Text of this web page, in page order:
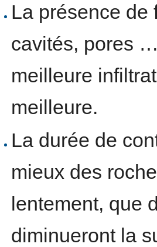
La présence
cavités, pores
meilleure
meilleure.
La durée de
mieux des
lentement, que
diminueront la